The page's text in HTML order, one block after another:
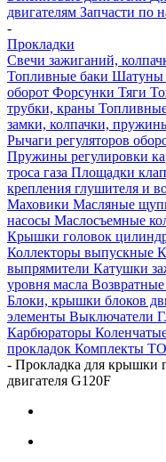
двигателям Запчасти по
-
Прокладки
Свечи зажиганий,
Топливные баки Шатуны
оборот Форсунки Тяги
трубки, краны
замки, колпачки,
Рычаги регуляторов
Пружины регулировки
троса газа Площадки
крепления глушителя и
Маховики Масляные
насосы Маслосъемные
Крышки головок
Коллекторы выпускные
выпрямители Катушки
уровня масла
Блоки, крышки блоков
элементы Выключатели
Карбюраторы
прокладок Комплекты ТО
- Прокладка для крышки
двигателя G120F